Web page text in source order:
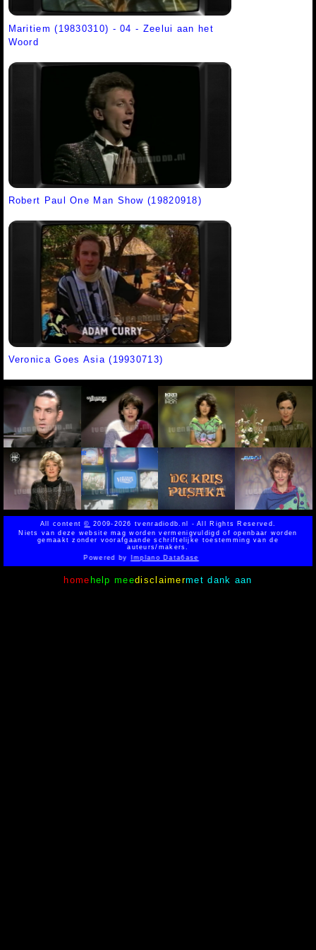
Maritiem (19830310) - 04 - Zeelui aan het
Woord
Robert Paul One Man Show (19820918)
Veronica Goes Asia (19930713)
All content© 2009-2026 tvenradiodb.nl - All Rights Reserved.
Niets van deze website mag worden vermenigvuldigd of openbaar worden
gemaakt zonder voorafgaande schriftelijke toestemming van de
auteurs/makers.
Powered byImplano Data6ase
home help meedisclaimermet dank aan